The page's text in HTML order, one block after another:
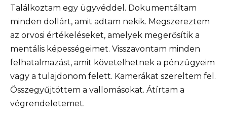
Találkoztam egy ügyvéddel. Dokumentáltam
minden dollárt, amit adtam nekik. Megszereztem
az orvosi értékeléseket, amelyek megerősítik a
mentális képességeimet. Visszavontam minden
felhatalmazást, amit követelhetnek a pénzügyeim
vagy a tulajdonom felett. Kamerákat szereltem fel.
Összegyűjtöttem a vallomásokat. Átírtam a
végrendeletemet.